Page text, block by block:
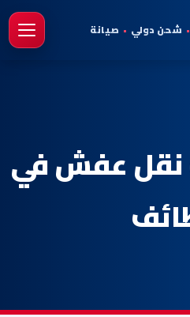
• شحن دولي • صيانة
نقل عفش في